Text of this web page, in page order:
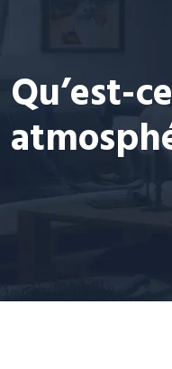
Qu’est-